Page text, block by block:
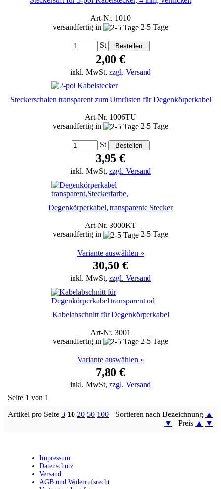
Art-Nr. 1010
versandfertig in
2-5 Tage
St
2,00 €
inkl. MwSt, zzgl. Versand
Steckerschalen transparent zum Umrüsten für Degenkörperkabel
Art-Nr. 1006TU
versandfertig in
2-5 Tage
St
3,95 €
inkl. MwSt, zzgl. Versand
Degenkörperkabel, transparente Stecker
Art-Nr. 3000KT
versandfertig in
2-5 Tage
Variante auswählen »
30,50 €
inkl. MwSt, zzgl. Versand
Kabelabschnitt für Degenkörperkabel
Art-Nr. 3001
versandfertig in
2-5 Tage
Variante auswählen »
7,80 €
inkl. MwSt, zzgl. Versand
Seite 1 von 1
Artikel pro Seite 3 10 20 50 100 Sortieren nach Bezeichnung ▲
▼
Preis ▲ ▼
Impressum
Datenschutz
Versand
AGB und Widerrufsrecht